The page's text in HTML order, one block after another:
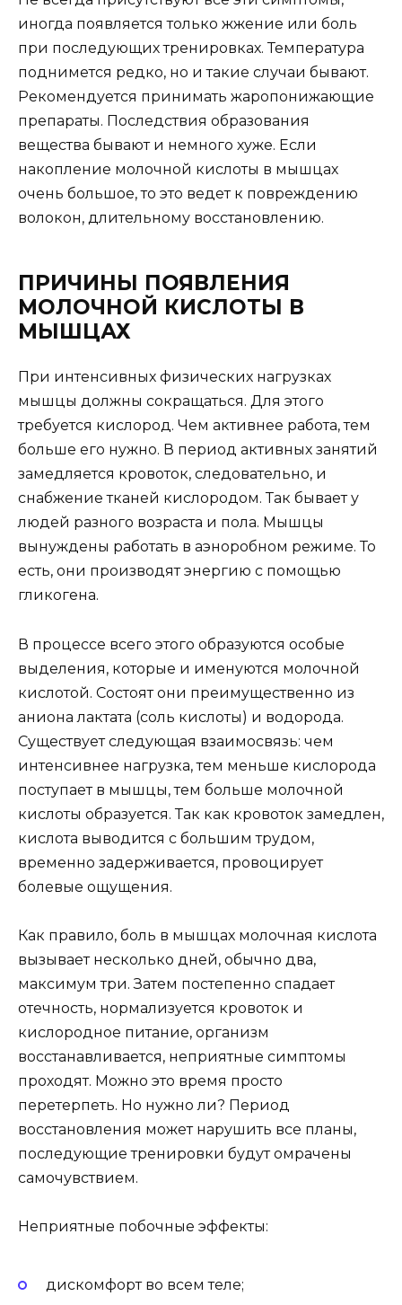
иногда появляется только жжение или боль
при последующих тренировках. Температура
поднимется редко, но и такие случаи бывают.
Рекомендуется принимать жаропонижающие
препараты. Последствия образования
вещества бывают и немного хуже. Если
накопление молочной кислоты в мышцах
очень большое, то это ведет к повреждению
волокон, длительному восстановлению.
ПРИЧИНЫ ПОЯВЛЕНИЯ
МОЛОЧНОЙ КИСЛОТЫ В
МЫШЦАХ
При интенсивных физических нагрузках
мышцы должны сокращаться. Для этого
требуется кислород. Чем активнее работа, тем
больше его нужно. В период активных занятий
замедляется кровоток, следовательно, и
снабжение тканей кислородом. Так бывает у
людей разного возраста и пола. Мышцы
вынуждены работать в аэноробном режиме. То
есть, они производят энергию с помощью
гликогена.
В процессе всего этого образуются особые
выделения, которые и именуются молочной
кислотой. Состоят они преимущественно из
аниона лактата (соль кислоты) и водорода.
Существует следующая взаимосвязь: чем
интенсивнее нагрузка, тем меньше кислорода
поступает в мышцы, тем больше молочной
кислоты образуется. Так как кровоток замедлен,
кислота выводится с большим трудом,
временно задерживается, провоцирует
болевые ощущения.
Как правило, боль в мышцах молочная кислота
вызывает несколько дней, обычно два,
максимум три. Затем постепенно спадает
отечность, нормализуется кровоток и
кислородное питание, организм
восстанавливается, неприятные симптомы
проходят. Можно это время просто
перетерпеть. Но нужно ли? Период
восстановления может нарушить все планы,
последующие тренировки будут омрачены
самочувствием.
Неприятные побочные эффекты:
дискомфорт во всем теле;